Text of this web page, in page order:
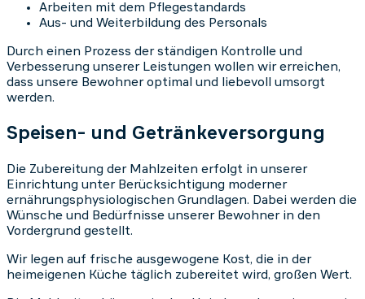
Arbeiten mit dem Pflegestandards
Aus- und Weiterbildung des Personals
Durch einen Prozess der ständigen Kontrolle und
Verbesserung unserer Leistungen wollen wir erreichen,
dass unsere Bewohner optimal und liebevoll umsorgt
werden.
Speisen- und Getränkeversorgung
Die Zubereitung der Mahlzeiten erfolgt in unserer
Einrichtung unter Berücksichtigung moderner
ernährungsphysiologischen Grundlagen. Dabei werden die
Wünsche und Bedürfnisse unserer Bewohner in den
Vordergrund gestellt.
Wir legen auf frische ausgewogene Kost, die in der
heimeigenen Küche täglich zubereitet wird, großen Wert.